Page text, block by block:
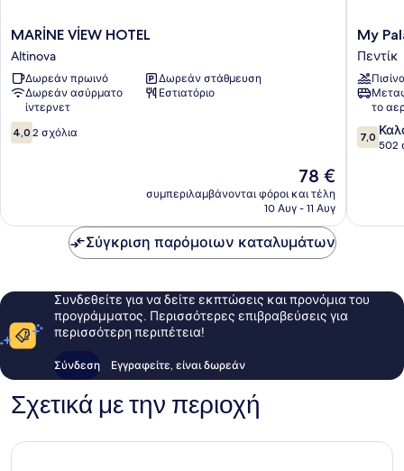
MARİNE
VİEW
HOTEL
Altinova
MARİNE VİEW HOTEL
Altinova
Δωρεάν πρωινό
Δωρεάν στάθμευση
Δωρεάν ασύρματο
ίντερνετ
Εστιατόριο
4.0
στα
4,0 2 σχόλια
Η
τιμή
είναι
78 €
συμπεριλαμβάνονται φόροι και τέλη
10 Αυγ - 11 Αυγ
My
Palace
Rooms
Πεντίκ
My
Πεντίκ
το
7.0
στα
7,0
502
Σύγκριση παρόμοιων καταλυμάτων
Συνδεθείτε για να δείτε εκπτώσεις και προνόμια του
προγράμματος. Περισσότερες επιβραβεύσεις για
περισσότερη περιπέτεια!
Σύνδεση Εγγραφείτε, είναι δωρεάν
Σχετικά με την περιοχή